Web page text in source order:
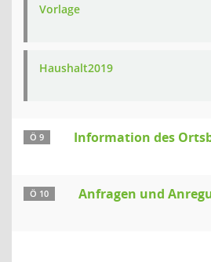
Vorlage
Haushalt2019
Ö 9 Information des
Ö 10 Anfragen und